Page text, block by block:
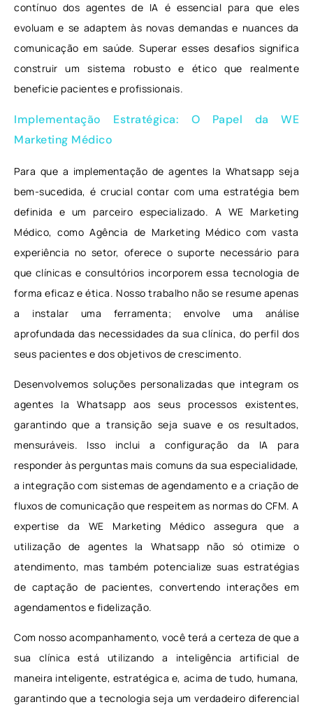
contínuo dos agentes de IA é essencial para que eles
evoluam e se adaptem às novas demandas e nuances da
comunicação em saúde. Superar esses desafios significa
construir um sistema robusto e ético que realmente
beneficie pacientes e profissionais.
Implementação Estratégica: O Papel da WE
Marketing Médico
Para que a implementação de agentes Ia Whatsapp seja
bem-sucedida, é crucial contar com uma estratégia bem
definida e um parceiro especializado. A WE Marketing
Médico, como Agência de Marketing Médico com vasta
experiência no setor, oferece o suporte necessário para
que clínicas e consultórios incorporem essa tecnologia de
forma eficaz e ética. Nosso trabalho não se resume apenas
a instalar uma ferramenta; envolve uma análise
aprofundada das necessidades da sua clínica, do perfil dos
seus pacientes e dos objetivos de crescimento.
Desenvolvemos soluções personalizadas que integram os
agentes Ia Whatsapp aos seus processos existentes,
garantindo que a transição seja suave e os resultados,
mensuráveis. Isso inclui a configuração da IA para
responder às perguntas mais comuns da sua especialidade,
a integração com sistemas de agendamento e a criação de
fluxos de comunicação que respeitem as normas do CFM. A
expertise da WE Marketing Médico assegura que a
utilização de agentes Ia Whatsapp não só otimize o
atendimento, mas também potencialize suas estratégias
de captação de pacientes, convertendo interações em
agendamentos e fidelização.
Com nosso acompanhamento, você terá a certeza de que a
sua clínica está utilizando a inteligência artificial de
maneira inteligente, estratégica e, acima de tudo, humana,
garantindo que a tecnologia seja um verdadeiro diferencial